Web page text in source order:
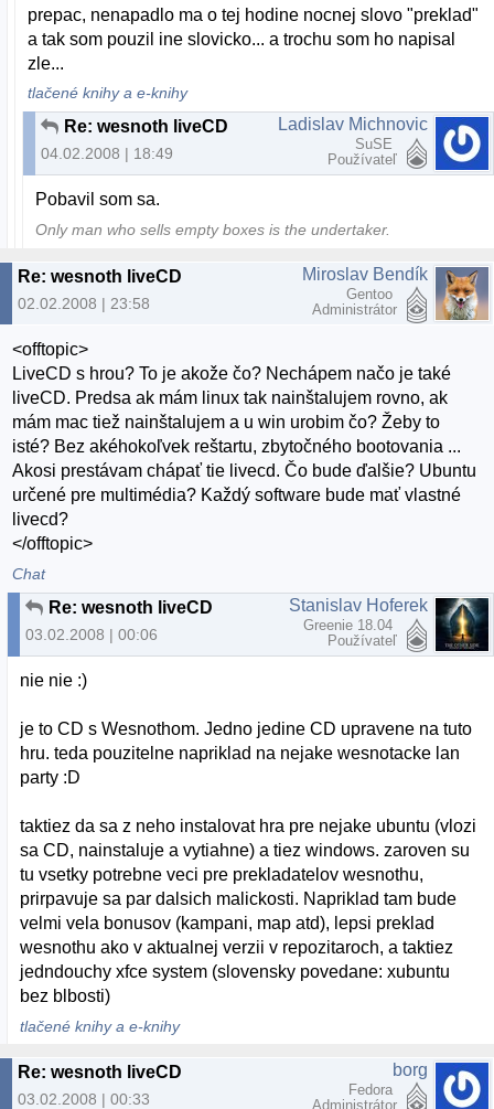
prepac, nenapadlo ma o tej hodine nocnej slovo "preklad"
a tak som pouzil ine slovicko... a trochu som ho napisal
zle...
tlačené knihy a e-knihy
Re: wesnoth liveCD
04.02.2008 | 18:49
Ladislav Michnovic
SuSE
Používateľ
Pobavil som sa.
Only man who sells empty boxes is the undertaker.
Re: wesnoth liveCD
02.02.2008 | 23:58
Miroslav Bendík
Gentoo
Administrátor
<offtopic>
LiveCD s hrou? To je akože čo? Nechápem načo je také
liveCD. Predsa ak mám linux tak nainštalujem rovno, ak
mám mac tiež nainštalujem a u win urobim čo? Žeby to
isté? Bez akéhokoľvek reštartu, zbytočného bootovania ...
Akosi prestávam chápať tie livecd. Čo bude ďalšie? Ubuntu
určené pre multimédia? Každý software bude mať vlastné
livecd?
</offtopic>
Chat
Re: wesnoth liveCD
03.02.2008 | 00:06
Stanislav Hoferek
Greenie 18.04
Používateľ
nie nie :)
je to CD s Wesnothom. Jedno jedine CD upravene na tuto
hru. teda pouzitelne napriklad na nejake wesnotacke lan
party :D
taktiez da sa z neho instalovat hra pre nejake ubuntu (vlozi
sa CD, nainstaluje a vytiahne) a tiez windows. zaroven su
tu vsetky potrebne veci pre prekladatelov wesnothu,
prirpavuje sa par dalsich malickosti. Napriklad tam bude
velmi vela bonusov (kampani, map atd), lepsi preklad
wesnothu ako v aktualnej verzii v repozitaroch, a taktiez
jedndouchy xfce system (slovensky povedane: xubuntu
bez blbosti)
tlačené knihy a e-knihy
Re: wesnoth liveCD
03.02.2008 | 00:33
borg
Fedora
Administrátor